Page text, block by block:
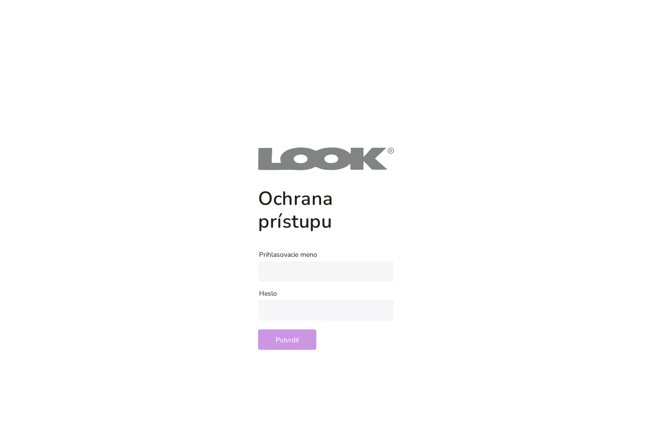
Ochrana
prístupu
Prihlasovacie meno
Heslo
Potvrdiť